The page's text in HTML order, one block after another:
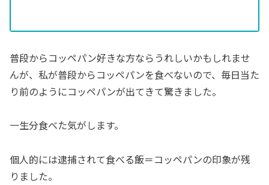
普段からコッペパン好きな方ならうれしいかもしれませ
んが、私が普段からコッペパンを食べないので、毎日当た
り前のようにコッペパンが出てきて驚きました。
一生分食べた気がします。
個人的には逮捕されて食べる飯＝コッペパンの印象が残
りました。